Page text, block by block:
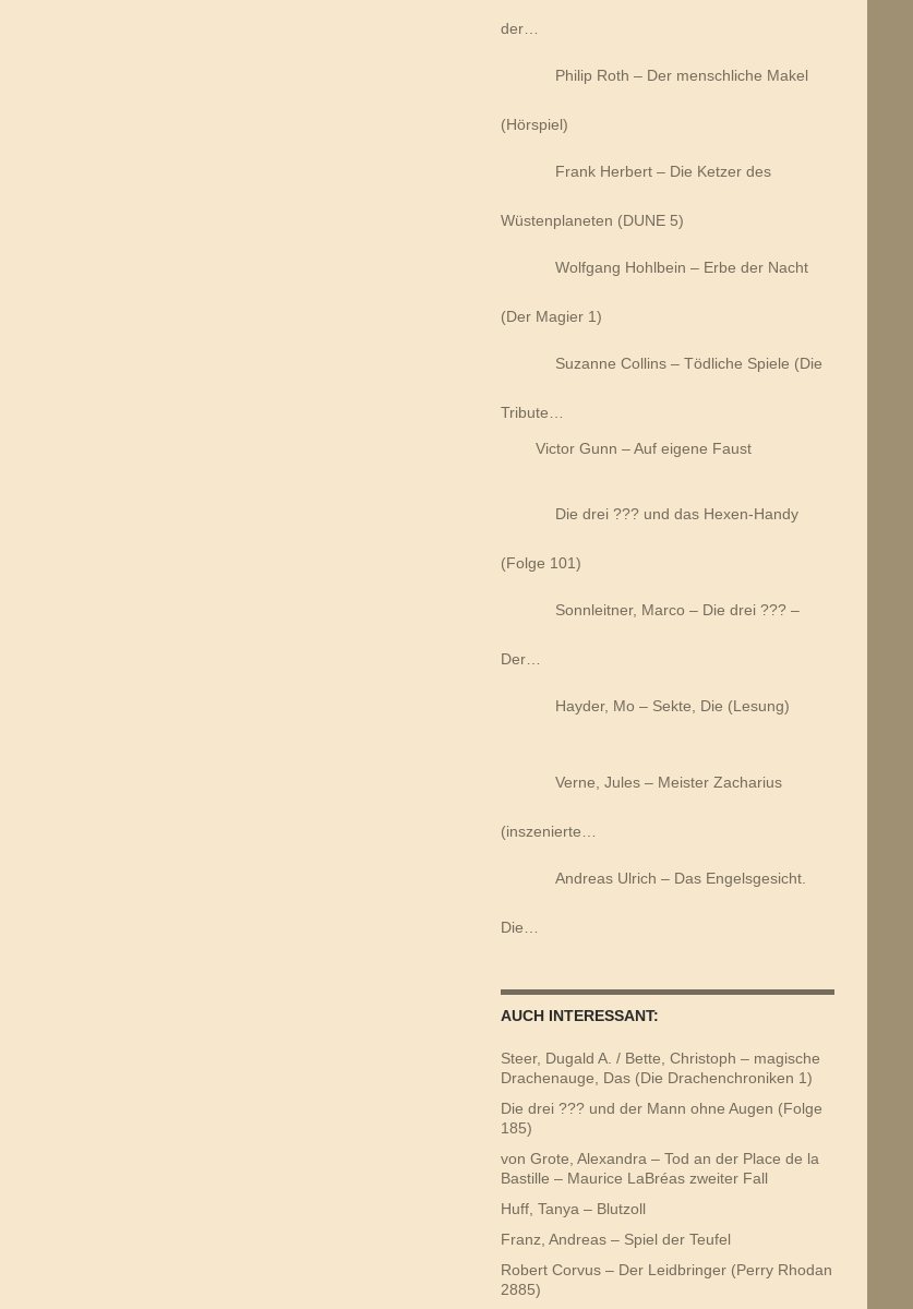
der…
Philip Roth – Der menschliche Makel
(Hörspiel)
Frank Herbert – Die Ketzer des
Wüstenplaneten (DUNE 5)
Wolfgang Hohlbein – Erbe der Nacht
(Der Magier 1)
Suzanne Collins – Tödliche Spiele (Die
Tribute…
Victor Gunn – Auf eigene Faust
Die drei ??? und das Hexen-Handy
(Folge 101)
Sonnleitner, Marco – Die drei ??? –
Der…
Hayder, Mo – Sekte, Die (Lesung)
Verne, Jules – Meister Zacharius
(inszenierte…
Andreas Ulrich – Das Engelsgesicht.
Die…
AUCH INTERESSANT:
Steer, Dugald A. / Bette, Christoph – magische
Drachenauge, Das (Die Drachenchroniken 1)
Die drei ??? und der Mann ohne Augen (Folge
185)
von Grote, Alexandra – Tod an der Place de la
Bastille – Maurice LaBréas zweiter Fall
Huff, Tanya – Blutzoll
Franz, Andreas – Spiel der Teufel
Robert Corvus – Der Leidbringer (Perry Rhodan
2885)